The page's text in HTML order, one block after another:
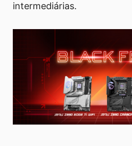
intermediárias.